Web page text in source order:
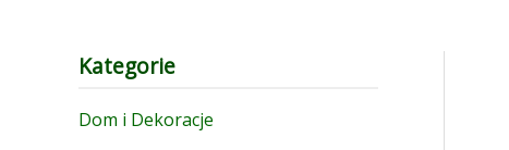
Kategorie
Dom i Dekoracje